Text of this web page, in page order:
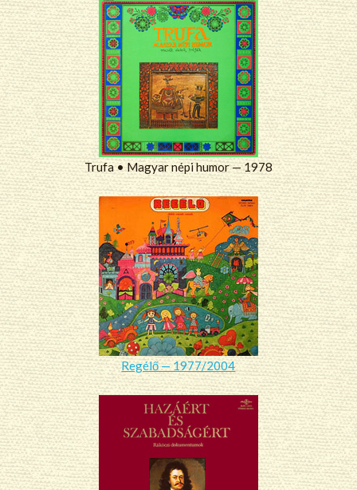
Trufa • Magyar népi humor — 1978
Regélő — 1977/2004